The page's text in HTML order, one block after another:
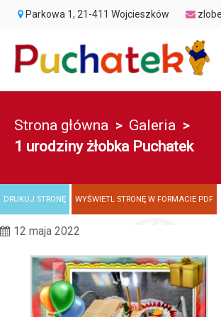
Parkowa 1, 21-411 Wojcieszków
Strona główna > Galeria >
1 urodziny żłobka Puchatek
DRUKUJ STRONĘ WYŚWIETL STRONĘ W FORMACIE PDF
12 maja 2022